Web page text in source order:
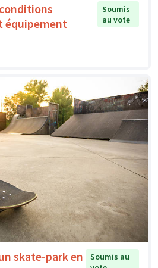
équipement
Soumis
au vote
skate-park en
Soumis au